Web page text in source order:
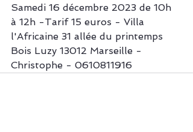
Samedi 16 décembre 2023 de 10h
à 12h -Tarif 15 euros - Villa
l'Africaine 31 allée du printemps
Bois Luzy 13012 Marseille -
Christophe - 0610811916